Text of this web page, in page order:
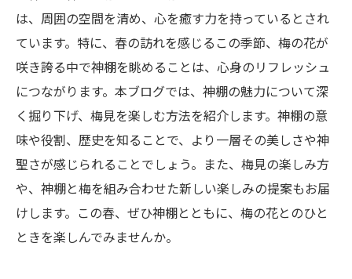
は、周囲の空間を清め、心を癒す力を持っているとされ
ています。特に、春の訪れを感じるこの季節、梅の花が
咲き誇る中で神棚を眺めることは、心身のリフレッシュ
につながります。本ブログでは、神棚の魅力について深
く掘り下げ、梅見を楽しむ方法を紹介します。神棚の意
味や役割、歴史を知ることで、より一層その美しさや神
聖さが感じられることでしょう。また、梅見の楽しみ方
や、神棚と梅を組み合わせた新しい楽しみの提案もお届
けします。この春、ぜひ神棚とともに、梅の花とのひと
ときを楽しんでみませんか。